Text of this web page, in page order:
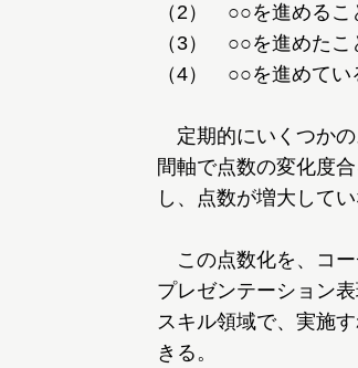
（2） ○○を進めるこ
（3） ○○を進めたこ
（4） ○○を進めてい
定期的にいくつかの
間軸で点数の変化度
し、点数が増大して
この点数化を、コー
プレゼンテーション
スキル領域で、実施
きる。